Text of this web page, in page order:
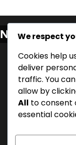
Nylige
Innvirkning
refluks og
Søvn
refluks
Flat
We respect
Cookies help
deliver
traffic. You
allow by
All to consent
essential